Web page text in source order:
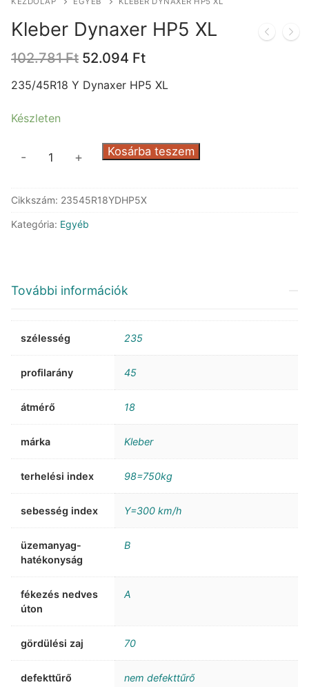
Kleber Dynaxer HP5 XL
102.781Ft Original
was:
52.094 FtCurrent
is:
235/45R18 Y Dynaxer HP5 XL
Készleten
XL
mennyiség
- + Kosárba teszem
Cikkszám: 23545R18YDHP5X
Kategória: Egyéb
További információk
szélesség 235
profilarány 45
átmérő 18
márka Kleber
terhelési index 98=750kg
sebesség index Y=300 km/h
üzemanyag-
hatékonyság
B
fékezés nedves
úton
A
gördülési zaj 70
defekttűrő nem defekttűrő